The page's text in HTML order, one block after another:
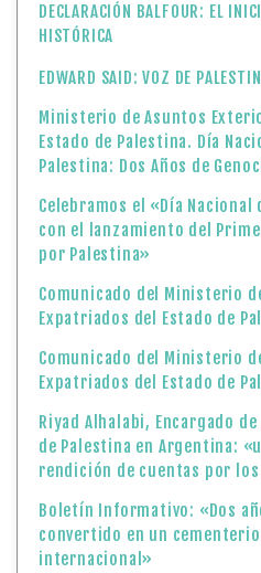
DECLARACIÓN BALFOUR: EL
HISTÓRICA
EDWARD SAID: VOZ DE
Ministerio de Asuntos
Estado de Palestina. Día
Palestina: Dos Años de
Celebramos el «Día
con el lanzamiento del
por Palestina»
Comunicado del Ministerio
Expatriados del Estado de
Comunicado del Ministerio
Expatriados del Estado de
Riyad Alhalabi, Encargado
de Palestina en Argentina:
rendición de cuentas por
Boletín Informativo: «Dos
convertido en un
internacional»